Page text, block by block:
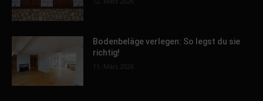
Bodenbeläge verlegen: So legst du sie
richtig!
11. März 2026